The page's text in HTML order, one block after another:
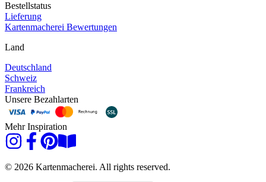
Bestellstatus
Lieferung
Kartenmacherei Bewertungen
Land
Deutschland
Schweiz
Frankreich
Unsere Bezahlarten
Mehr Inspiration
© 2026 Kartenmacherei. All rights reserved.